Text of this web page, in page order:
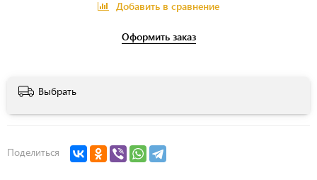
Добавить в сравнение
Оформить заказ
Выбрать
Поделиться